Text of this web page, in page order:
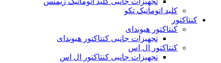
کلید اتوماتیک تکو
کنتاکتور
کنتاکتور هیوندای
تجهیزات جانبی کنتاکتور هیوندای
کنتاکتور ال اس
تجهیزات جانبی کنتاکتور ال اس